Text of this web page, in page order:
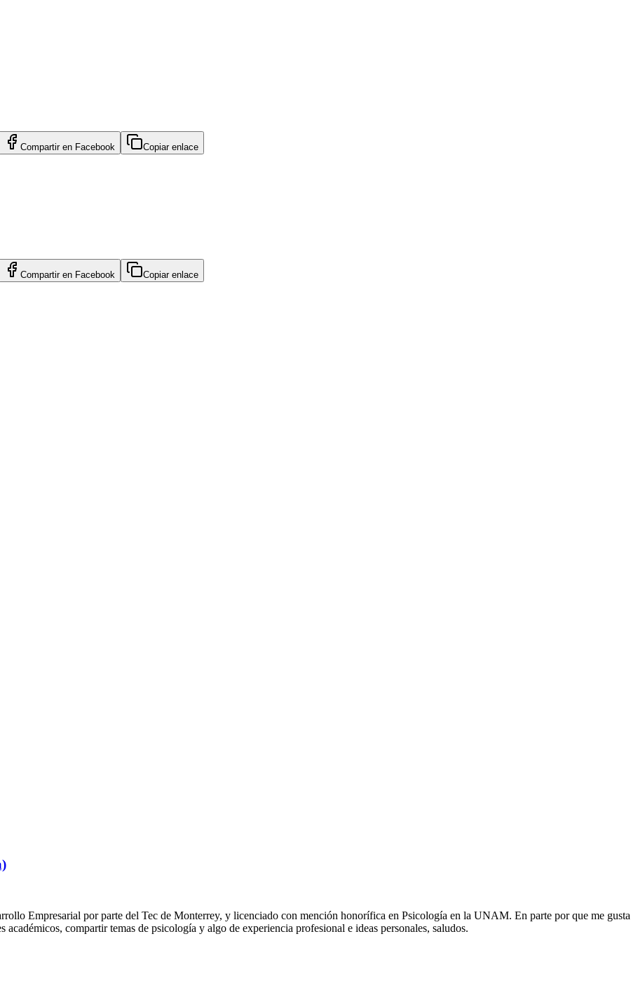
Compartir en Facebook Copiar enlace
Compartir en Facebook Copiar enlace
Empresarial por parte del Tec de Monterrey, y licenciado con mención honorífica en Psicología en la UNAM. En parte por que me gusta
compartir temas de psicología y algo de experiencia profesional e ideas personales, saludos.